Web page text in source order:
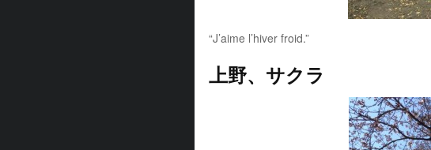
“J’aime l’hiver froid.”
上野、サクラ